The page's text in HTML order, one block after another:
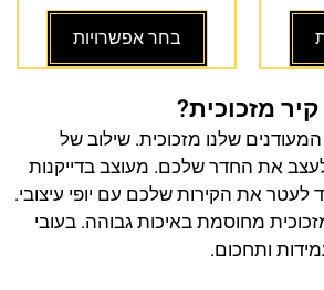
בחר אפשרויות
מזכוכית?
שלנו מזכוכית. שילוב של
לעצב את החדר שלכם. מעוצב בדייקנות
לעטר את הקירות שלכם עם יופי עיצובי.
מחוסמת באיכות גבוהה. בעובי